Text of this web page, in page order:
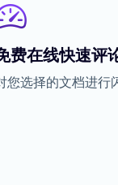
费在线快速评
您选择的文档进行